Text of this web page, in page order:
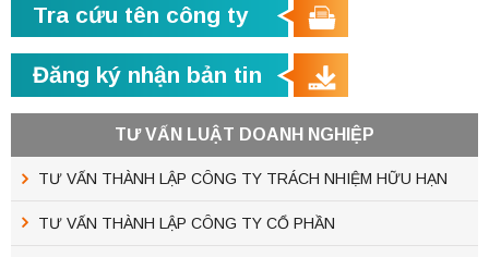
Tra cứu tên công ty
Đăng ký nhận bản tin
TƯ VẤN LUẬT DOANH NGHIỆP
TƯ VẤN THÀNH LẬP CÔNG TY TRÁCH NHIỆM HỮU HẠN
TƯ VẤN THÀNH LẬP CÔNG TY CỔ PHẦN